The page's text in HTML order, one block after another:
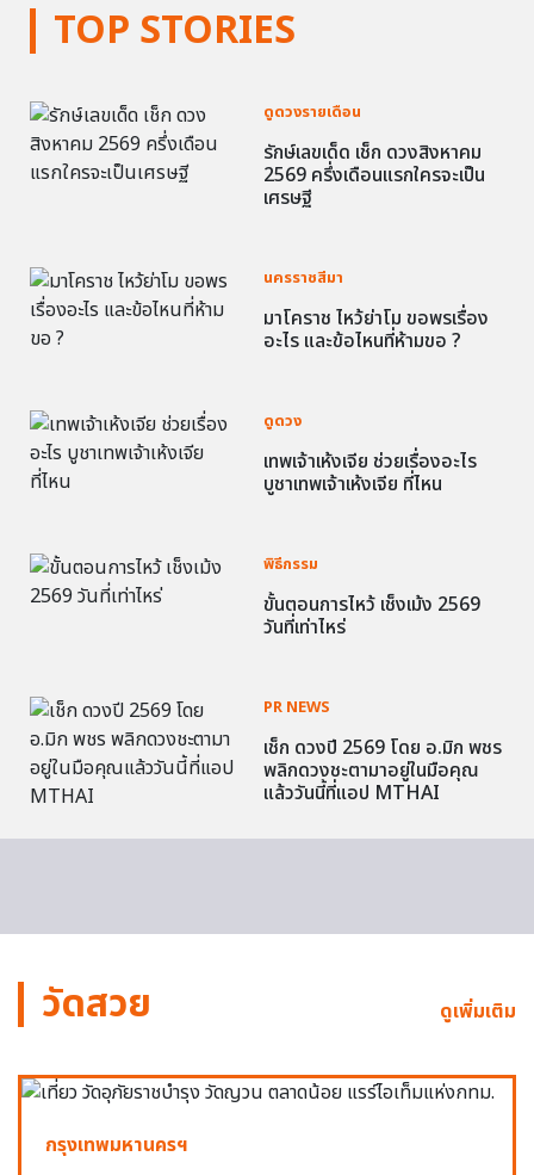
TOP STORIES
ดูดวงรายเดือน
รักษ์เลขเด็ด เช็ก ดวงสิงหาคม
2569 ครึ่งเดือนแรกใครจะเป็น
เศรษฐี
นครราชสีมา
มาโคราช ไหว้ย่าโม ขอพรเรื่อง
อะไร และข้อไหนที่ห้ามขอ ?
ดูดวง
เทพเจ้าเห้งเจีย ช่วยเรื่องอะไร
บูชาเทพเจ้าเห้งเจีย ที่ไหน
พิธีกรรม
ขั้นตอนการไหว้ เช็งเม้ง 2569
วันที่เท่าไหร่
PR NEWS
เช็ก ดวงปี 2569 โดย อ.มิก พชร
พลิกดวงชะตามาอยู่ในมือคุณ
แล้ววันนี้ที่แอป MTHAI
วัดสวย ดูเพิ่มเติม
กรุงเทพมหานครฯ